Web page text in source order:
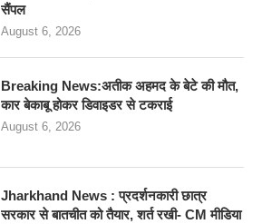
सैंपल
August 6, 2026
Breaking News:अतीक अहमद के बेटे की मौत,
कार बेकाबू होकर डिवाइडर से टकराई
August 6, 2026
Jharkhand News : प्रदर्शनकारी छात्र
सरकार से बातचीत को तैयार, शर्त रखी- CM मीडिया